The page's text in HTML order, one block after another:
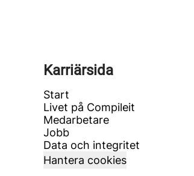
Karriärsida
Start
Livet på Compileit
Medarbetare
Jobb
Data och integritet
Hantera cookies